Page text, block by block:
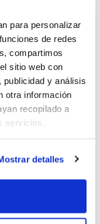
para personalizar
de redes
compartimos
sitio web con
y análisis
otra información
recopilado a
servicios.
detalles
y este próximo
la asistencia
deberán
de la web
de prácticas a
FBCV.
en Ciencias de
técnico del